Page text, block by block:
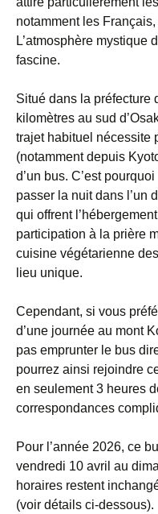
notamment les
L’atmosphère mystique
fascine.
Situé dans la préfecture
kilomètres au sud
trajet habituel nécessite
(notamment depuis
d’un bus. C’est
passer la nuit dans l’un
qui offrent
participation à la prière
cuisine végétarienne
lieu unique.
Cependant, si vous
d’une journée au mont
pas emprunter le bus
pourrez ainsi rejoindre
en seulement 3 heures
correspondances
Pour l’année 2026, ce
vendredi 10 avril au
horaires restent
(voir détails ci-dessous).